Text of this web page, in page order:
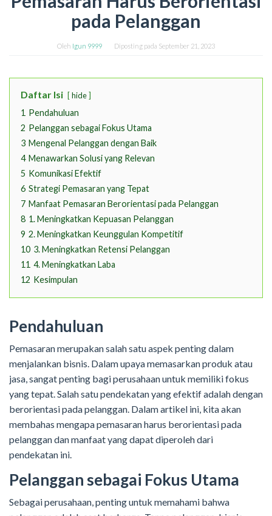
pada Pelanggan
Oleh Igun 9999 Diposting pada September 21, 2023
Daftar Isi hide
1 Pendahuluan
2 Pelanggan sebagai Fokus Utama
3 Mengenal Pelanggan dengan Baik
4 Menawarkan Solusi yang Relevan
5 Komunikasi Efektif
6 Strategi Pemasaran yang Tepat
7 Manfaat Pemasaran Berorientasi pada Pelanggan
8 1. Meningkatkan Kepuasan Pelanggan
9 2. Meningkatkan Keunggulan Kompetitif
10 3. Meningkatkan Retensi Pelanggan
11 4. Meningkatkan Laba
12 Kesimpulan
Pendahuluan
Pemasaran merupakan salah satu aspek penting dalam
menjalankan bisnis. Dalam upaya memasarkan produk atau
jasa, sangat penting bagi perusahaan untuk memiliki fokus
yang tepat. Salah satu pendekatan yang efektif adalah dengan
berorientasi pada pelanggan. Dalam artikel ini, kita akan
membahas mengapa pemasaran harus berorientasi pada
pelanggan dan manfaat yang dapat diperoleh dari
pendekatan ini.
Pelanggan sebagai Fokus Utama
Sebagai perusahaan, penting untuk memahami bahwa